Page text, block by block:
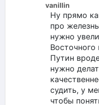
vanillin
Ну прямо
про
нужно
Восточного
Путин
нужно
судить, у
чтобы